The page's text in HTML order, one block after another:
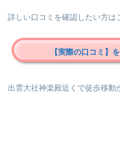
詳しい口コミを確認したい方は
【実際の口コミ】
出雲大社神楽殿近くで徒歩移動